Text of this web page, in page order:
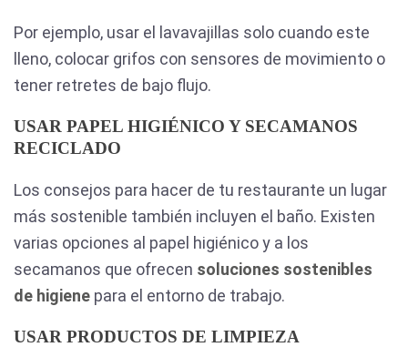
Por ejemplo, usar el lavavajillas solo cuando este
lleno, colocar grifos con sensores de movimiento o
tener retretes de bajo flujo.
USAR PAPEL HIGIÉNICO Y SECAMANOS
RECICLADO
Los consejos para hacer de tu restaurante un lugar
más sostenible también incluyen el baño. Existen
varias opciones al papel higiénico y a los
secamanos que ofrecen soluciones sostenibles
de higiene para el entorno de trabajo.
USAR PRODUCTOS DE LIMPIEZA